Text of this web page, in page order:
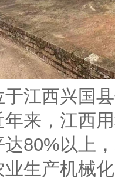
于江西兴国
年来，江西
达80%以上
业生产机械